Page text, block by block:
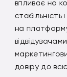
впливає на
на
довіру до